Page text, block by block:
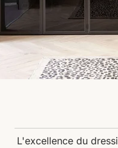
L'excellence du